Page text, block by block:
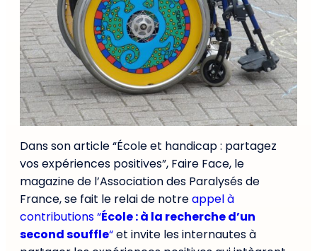
Dans son article “École et handicap : partagez
vos expériences positives”, Faire Face, le
magazine de l’Association des Paralysés de
France, se fait le relai de notreappel à
contributions “École : à la recherche d’un
second souffle“et invite les internautes à